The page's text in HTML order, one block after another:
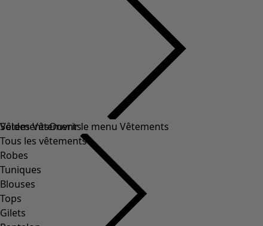
Soldes Vêtements
Tous les vêtements
Robes
Tuniques
Blouses
Tops
Gilets
VêtementsOuvrir le menu Vêtements